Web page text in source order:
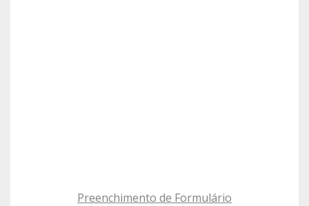
Preenchimento de Formulário